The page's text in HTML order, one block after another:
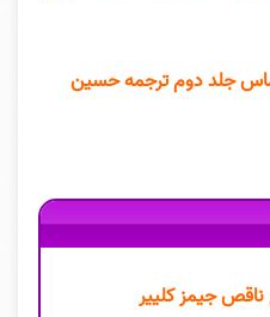
جلد دوم ترجمه حسین
جیمز کلییر